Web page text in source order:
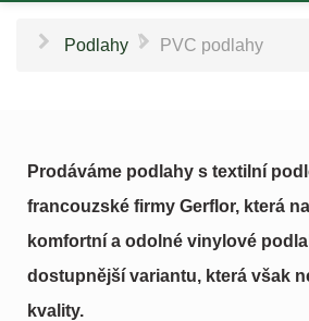
Podlahy \ PVC podlahy
Prodáváme podlahy s textilní
francouzské firmy Gerflor, která
komfortní a odolné vinylové
dostupnější variantu, která však
kvality.